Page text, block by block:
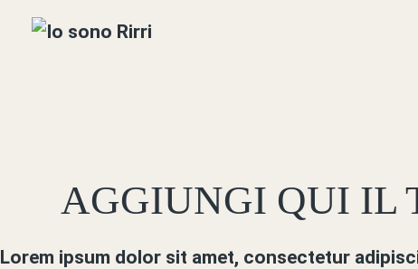
AGGIUNGI QUI IL
Lorem ipsum dolor sit amet, consectetur